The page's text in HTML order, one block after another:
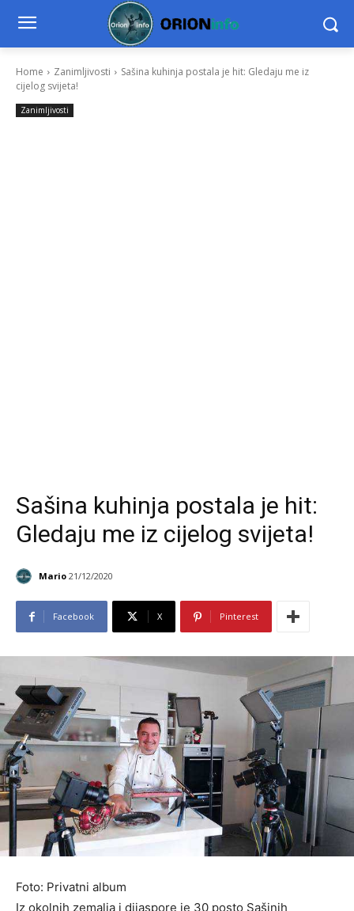
Home Zanimljivosti
Sašina kuhinja postala je hit: Gledaju me iz
cijelog svijeta!
Zanimljivosti
Sašina kuhinja postala je hit:
Gledaju me iz cijelog svijeta!
Mario 21/12/2020
Facebook X Pinterest
Foto: Privatni album
Iz okolnih zemalja i dijaspore je 30 posto Sašinih